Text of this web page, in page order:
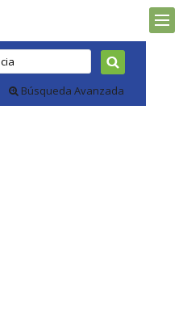
Búsqueda Avanzada